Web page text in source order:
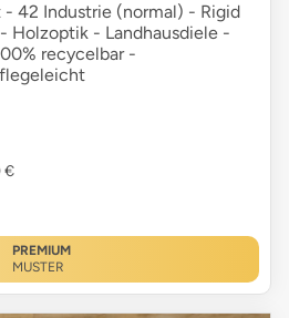
42 Industrie (normal) - Rigid
Holzoptik - Landhausdiele -
recycelbar -
€
PREMIUM
MUSTER